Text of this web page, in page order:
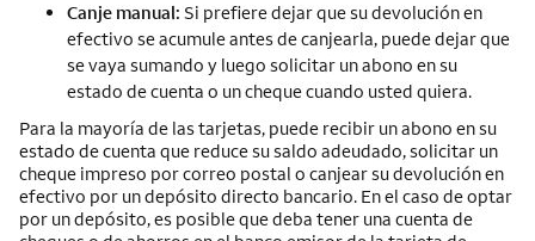
Canje manual: Si prefiere dejar que su devolución en
efectivo se acumule antes de canjearla, puede dejar que
se vaya sumando y luego solicitar un abono en su
estado de cuenta o un cheque cuando usted quiera.
Para la mayoría de las tarjetas, puede recibir un abono en su
estado de cuenta que reduce su saldo adeudado, solicitar un
cheque impreso por correo postal o canjear su devolución en
efectivo por un depósito directo bancario. En el caso de optar
por un depósito, es posible que deba tener una cuenta de